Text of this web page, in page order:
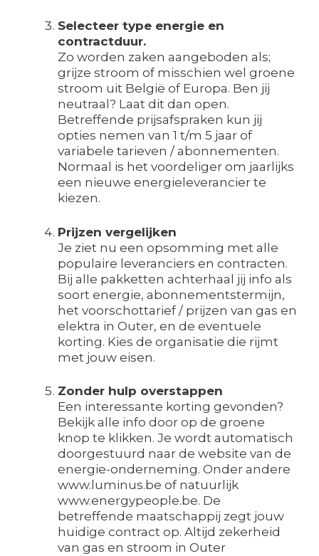
Selecteer type energie en
contractduur.
Zo worden zaken aangeboden als;
grijze stroom of misschien wel groene
stroom uit België of Europa. Ben jij
neutraal? Laat dit dan open.
Betreffende prijsafspraken kun jij
opties nemen van 1 t/m 5 jaar of
variabele tarieven / abonnementen.
Normaal is het voordeliger om jaarlijks
een nieuwe energieleverancier te
kiezen.
Prijzen vergelijken
Je ziet nu een opsomming met alle
populaire leveranciers en contracten.
Bij alle pakketten achterhaal jij info als
soort energie, abonnementstermijn,
het voorschottarief / prijzen van gas en
elektra in Outer, en de eventuele
korting. Kies de organisatie die rijmt
met jouw eisen.
Zonder hulp overstappen
Een interessante korting gevonden?
Bekijk alle info door op de groene
knop te klikken. Je wordt automatisch
doorgestuurd naar de website van de
energie-onderneming. Onder andere
www.luminus.be of natuurlijk
www.energypeople.be. De
betreffende maatschappij zegt jouw
huidige contract op. Altijd zekerheid
van gas en stroom in Outer